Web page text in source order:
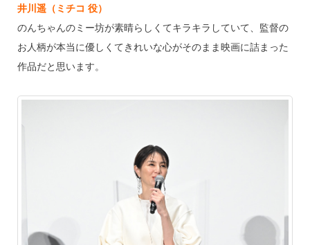
井川遥（ミチコ 役）
のんちゃんのミー坊が素晴らしくてキラキラしていて、監督の
お人柄が本当に優しくてきれいな心がそのまま映画に詰まった
作品だと思います。